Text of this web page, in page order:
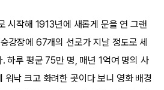
시작해 1913년에 새롭게 문을 연 그랜
강장에 67개의 선로가 지날 정도로 세
하루 평균 75만 명, 매년 1억여 명의 사
워낙 크고 화려한 곳이다 보니 영화 배경